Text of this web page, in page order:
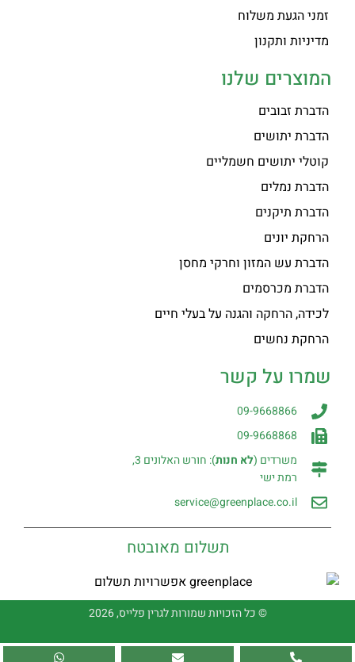
זמני הגעת משלוח
מדיניות ותקנון
המוצרים שלנו
הדברת זבובים
הדברת יתושים
קוטלי יתושים חשמליים
הדברת נמלים
הדברת תיקנים
הרחקת יונים
הדברת עש המזון וחרקי מחסן
הדברת מכרסמים
לכידה, הרחקה והגנה על בעלי חיים
הרחקת נחשים
שמרו על קשר
09-9668866
09-9668868
משרדים (לא חנות): חורש האלונים 3,
רמת ישי
service@greenplace.co.il
תשלום מאובטח
© כל הזכויות שמורות לגרין פלייס, 2026